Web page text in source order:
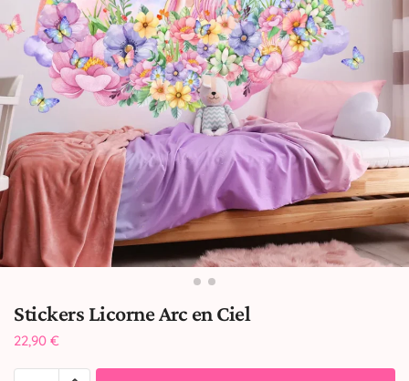
Stickers Licorne Arc en Ciel
22,90 €